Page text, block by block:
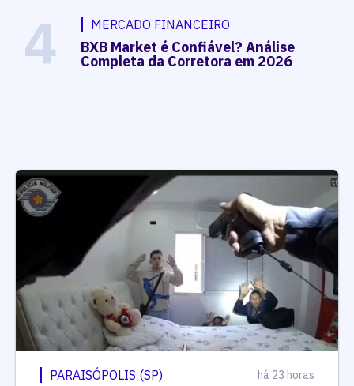
4 MERCADO FINANCEIRO
BXB Market é Confiável? Análise
Completa da Corretora em 2026
PARAISÓPOLIS (SP) há 23 horas